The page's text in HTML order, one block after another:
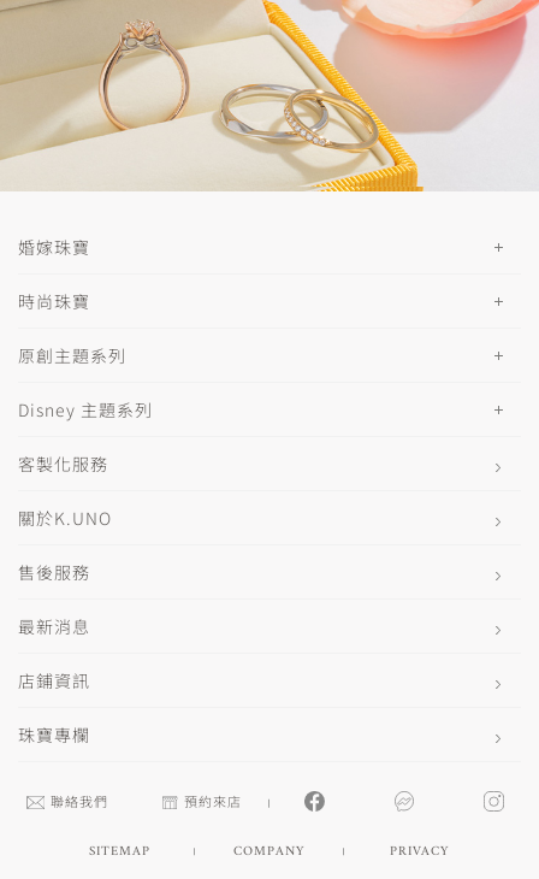
婚嫁珠寶
時尚珠寶
原創主題系列
Disney 主題系列
客製化服務
關於K.UNO
售後服務
最新消息
店鋪資訊
珠寶專欄
聯絡我們 預約來店
SITEMAP COMPANY PRIVACY